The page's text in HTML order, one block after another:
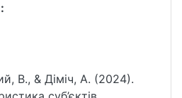
В., & Діміч, А. (2024).